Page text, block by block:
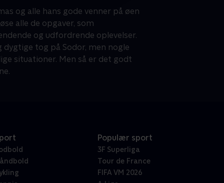
og alle hans gode venner på øen
alle de opgaver, som
og udfordrende oplevelser.
tog på Sodor, men nogle
situationer. Men så er det godt
Populær sport
3F Superliga
Tour de France
FIFA VM 2026